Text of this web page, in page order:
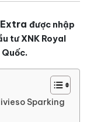
được nhập
tư XNK Royal
Sparking